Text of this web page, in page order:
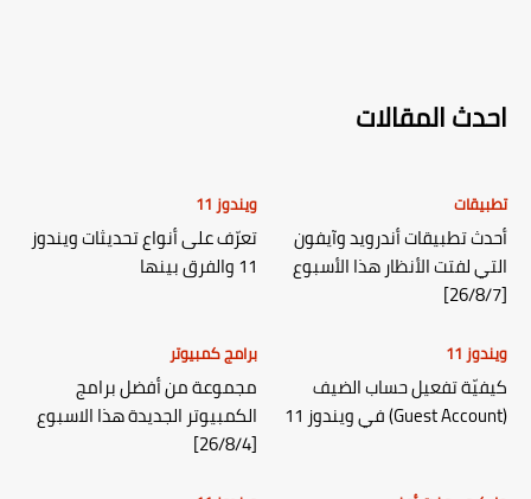
احدث المقالات
تطبيقات
أحدث تطبيقات أندرويد وآيفون
التي لفتت الأنظار هذا الأسبوع
[26/8/7]
ويندوز 11
تعرّف على أنواع تحديثات ويندوز
11 والفرق بينها
ويندوز 11
كيفيّة تفعيل حساب الضيف
(Guest Account) في ويندوز 11
برامج كمبيوتر
مجموعة من أفضل برامج
الكمبيوتر الجديدة هذا الاسبوع
[26/8/4]